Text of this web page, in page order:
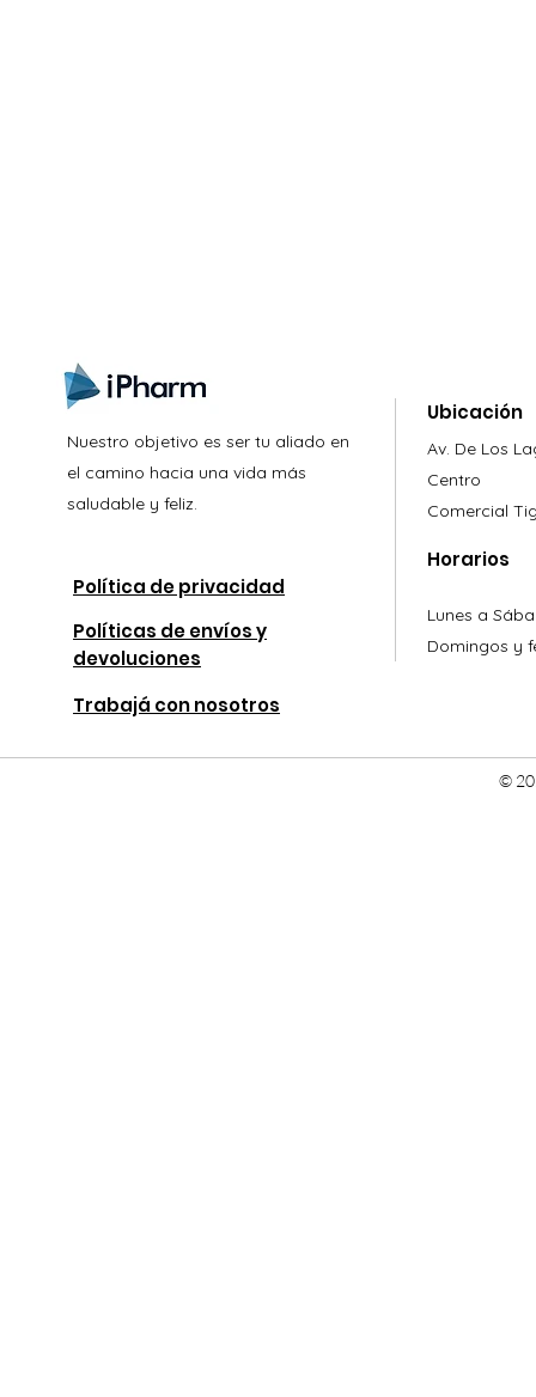
Nuestro objetivo es ser tu aliado en
el camino hacia una vida más
saludable y feliz.
Política de privacidad
Políticas de envíos y
devoluciones
Trabajá con nosotros
Ubicación
Av. De Los
Centro
Comercial
Horarios
Lunes a
Domingos y
©